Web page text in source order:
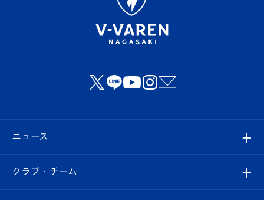
ニュース
すべて
クラブ・チーム